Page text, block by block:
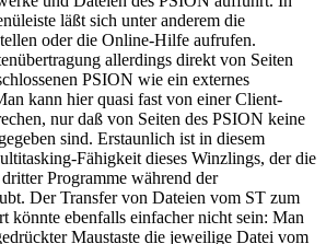
läßt sich unter anderem die
oder die Online-Hilfe aufrufen.
allerdings direkt von Seiten
PSION wie ein externes
kann hier quasi fast von einer Client-
nur daß von Seiten des PSION keine
sind. Erstaunlich ist in diesem
Fähigkeit dieses Winzlings, der die
Programme während der
Der Transfer von Dateien vom ST zum
könnte ebenfalls einfacher nicht sein: Man
Maustaste die jeweilige Datei vom